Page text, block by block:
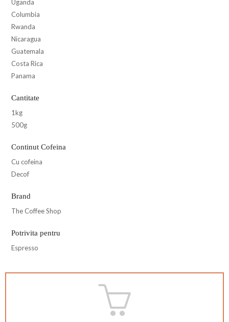
Uganda
Columbia
Rwanda
Nicaragua
Guatemala
Costa Rica
Panama
Cantitate
1kg
500g
Continut Cofeina
Cu cofeina
Decof
Brand
The Coffee Shop
Potrivita pentru
Espresso